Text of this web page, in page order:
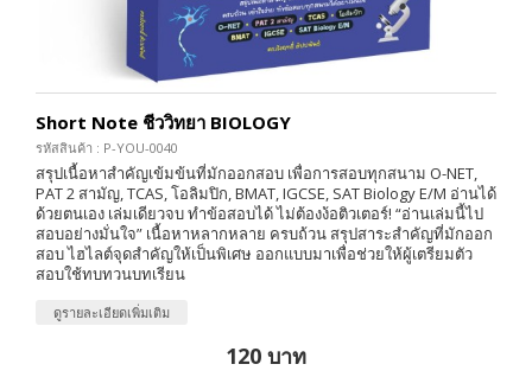
Short Note ชีววิทยา BIOLOGY
รหัสสินค้า : P-YOU-0040
สรุปเนื้อหาสำคัญเข้มข้นที่มักออกสอบ เพื่อการสอบทุกสนาม O-NET,
PAT 2 สามัญ, TCAS, โอลิมปิก, BMAT, IGCSE, SAT Biology E/M อ่านได้
ด้วยตนเอง เล่มเดียวจบ ทำข้อสอบได้ ไม่ต้องง้อติวเตอร์! “อ่านเล่มนี้ไป
สอบอย่างมั่นใจ” เนื้อหาหลากหลาย ครบถ้วน สรุปสาระสำคัญที่มักออก
สอบ ไฮไลต์จุดสำคัญให้เป็นพิเศษ ออกแบบมาเพื่อช่วยให้ผู้เตรียมตัว
สอบใช้ทบทวนบทเรียน
ดูรายละเอียดเพิ่มเติม
120 บาท